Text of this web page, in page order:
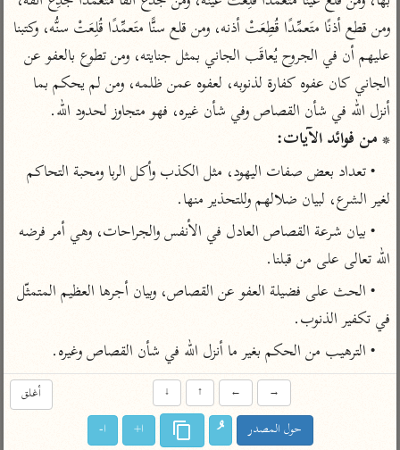
Type 1 or more
characters for results.
أمّهات
تفسير الطبري
تفسير ابن كثير
تفسير القرطبي
تفسير البغوي
جمع الأقوال
تفسير ابن الجوزي
تفسير الماوردي
منتقاة
تفسير ابن القيم
تفسير ابن تيمية
عامّة
فتح البيان للقنوجي
فتح القدير للشوكاني
تفسير ابن جزي
موسوعات
تفسير الآلوسي
تفسير الرازي
أخرى
نظم الدرر للبقاعي
لغة وبلاغة
التحرير والتنوير
معاصرة
الميسر
المختصر في
التفسير
تفسير السعدي
أيسر التفاسير
القرآن – تدبر وعمل
تفسير ابن عثيمين
مركَّزة العبارة
تفسير الجلالين
جامع البيان للإيجي
تفسير البيضاوي
تفسير النسفي
الوجيز للواحدي
أنزل الله في شأن القصاص وفي شأن غيره، فهو متجاوز لحدود الله.
* من فوائد الآيات:
لغير الشرع، لبيان ضلالهم وللتحذير منها.
الله تعالى على من قبلنا.
في تكفير الذنوب.
• الترهيب من الحكم بغير ما أنزل الله في شأن القصاص وغيره.
أغلق →
←
↑
↓
حول المصدر ا+ ا-